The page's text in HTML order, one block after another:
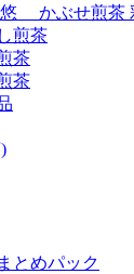
悠 かぶせ煎茶
煎茶
茶
茶
とめパック